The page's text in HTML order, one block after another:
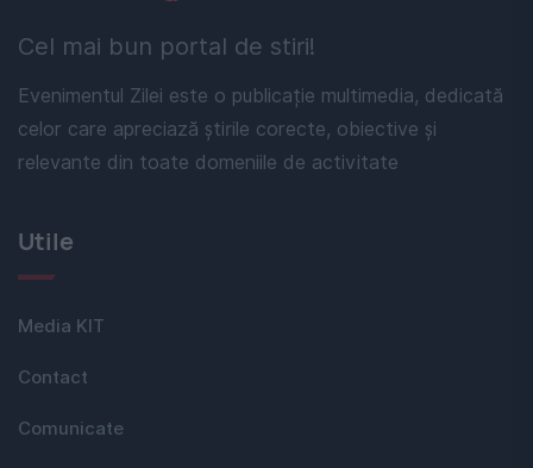
Cel mai bun portal de stiri!
Evenimentul Zilei este o publicație multimedia, dedicată
celor care apreciază știrile corecte, obiective și
relevante din toate domeniile de activitate
Utile
Media KIT
Contact
Comunicate